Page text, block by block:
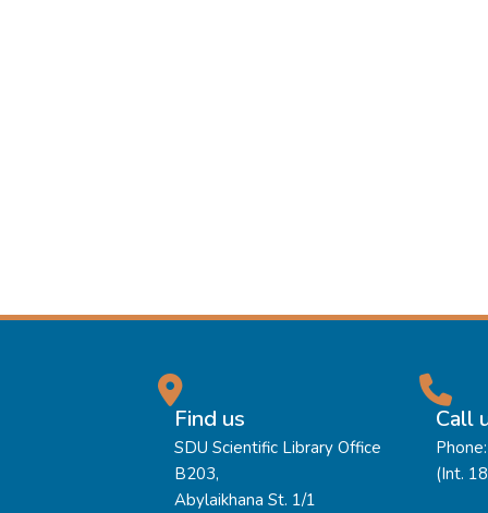
Find us
SDU Scientific Library Office
B203,
Abylaikhana St. 1/1
Call
(Int.